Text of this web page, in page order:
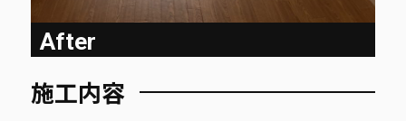
After
施工内容